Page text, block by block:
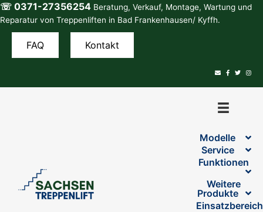
Zum
Inhalt
springen
☏ 0371-27356254 Beratung, Verkauf, Montage, Wartung und
Reparatur von Treppenliften in Bad Frankenhausen/ Kyffh.
FAQ Kontakt
Modelle
Service
Funktionen
Weitere
Produkte